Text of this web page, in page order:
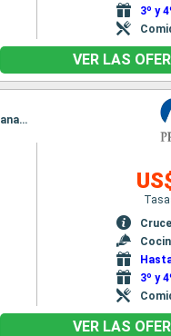
3º y
VER LAS
Itinerario : San Diego, Puerto Vallarta, Huatulco, Puerto Chiapas, Puntarenas, Fuerte amador, Canal de Panama, Aruba, Fort Lauderdale
3º y
VER LAS